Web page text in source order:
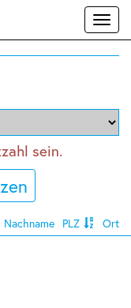
sein.
Ort
PLZ
Nachname